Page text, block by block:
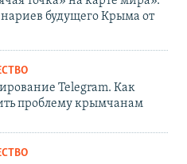
будущего Крыма от
Telegram. Как
проблему крымчанам